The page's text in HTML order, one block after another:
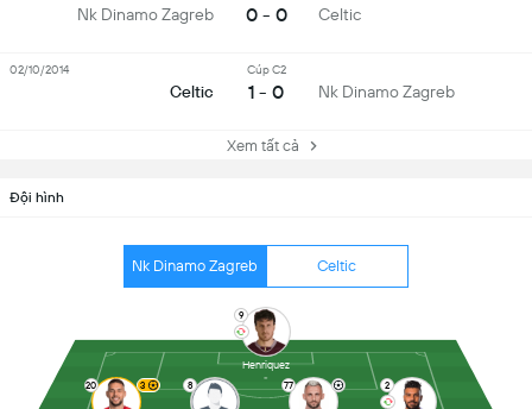
Đội hình
Nk Dinamo Zagreb Celtic
8 77
9
Henriquez
20 3 2
Nk Dinamo Zagreb 0 - 0 Celtic
Celtic
Cúp C2
1 - 0 Nk Dinamo Zagreb
02/10/2014
Xem tất cả